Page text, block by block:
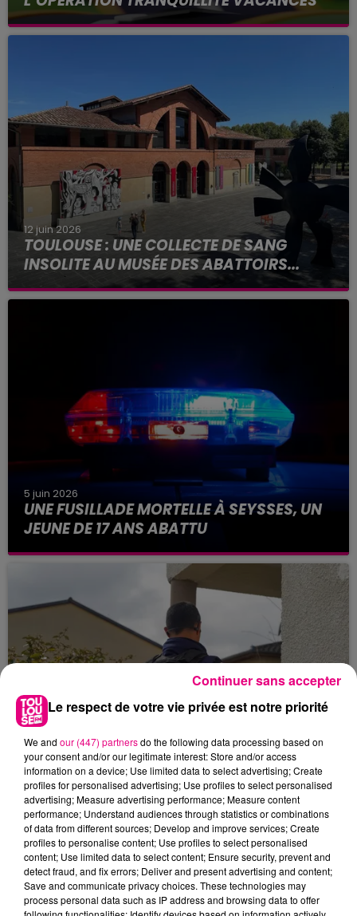
L’inscription peut se faire tout au long de l’année,
même hors des vacances scolaires.
12 juin 2026
TOULOUSE : UNE COLLECTE DE SANG
INSOLITE AU MUSÉE DES ABATTOIRS...
La France a 20 000 dons de retard selon
l'Établissement français du sang avant la journée
5 juin 2026
UNE FUSILLADE MORTELLE À SEYSSES, UN
JEUNE DE 17 ANS ABATTU
La scène se serait produite ce vendredi 5 juin
2026, peu après 5h. Un jeune homme de 17 ans
aurait été abattu dans une fusillade, sur la
commune de Seysses...
2 juin 2026
UNE ADOLESCENTE DE 13 ANS PORTÉE
DISPARUE À CUGNAUX
La gendarmerie de Haute-Garonne lance un
appel à témoins après la disparition d'une
mineure de 13 ans, Zuleyha Zelal Bingol, dont la
famille est sans...
Le respect de votre vie privée est notre priorité
We and our (447) partnersdo the following data processing based on
your consent and/or our legitimate interest: Store and/or access
information on a device; Use limited data to select advertising; Create
profiles for personalised advertising; Use profiles to select personalised
advertising; Measure advertising performance; Measure content
performance; Understand audiences through statistics or combinations
of data from different sources; Develop and improve services; Create
profiles to personalise content; Use profiles to select personalised
content; Use limited data to select content; Ensure security, prevent and
detect fraud, and fix errors; Deliver and present advertising and content;
Save and communicate privacy choices. These technologies may
process personal data such as IP address and browsing data to offer
Continuer sans accepter